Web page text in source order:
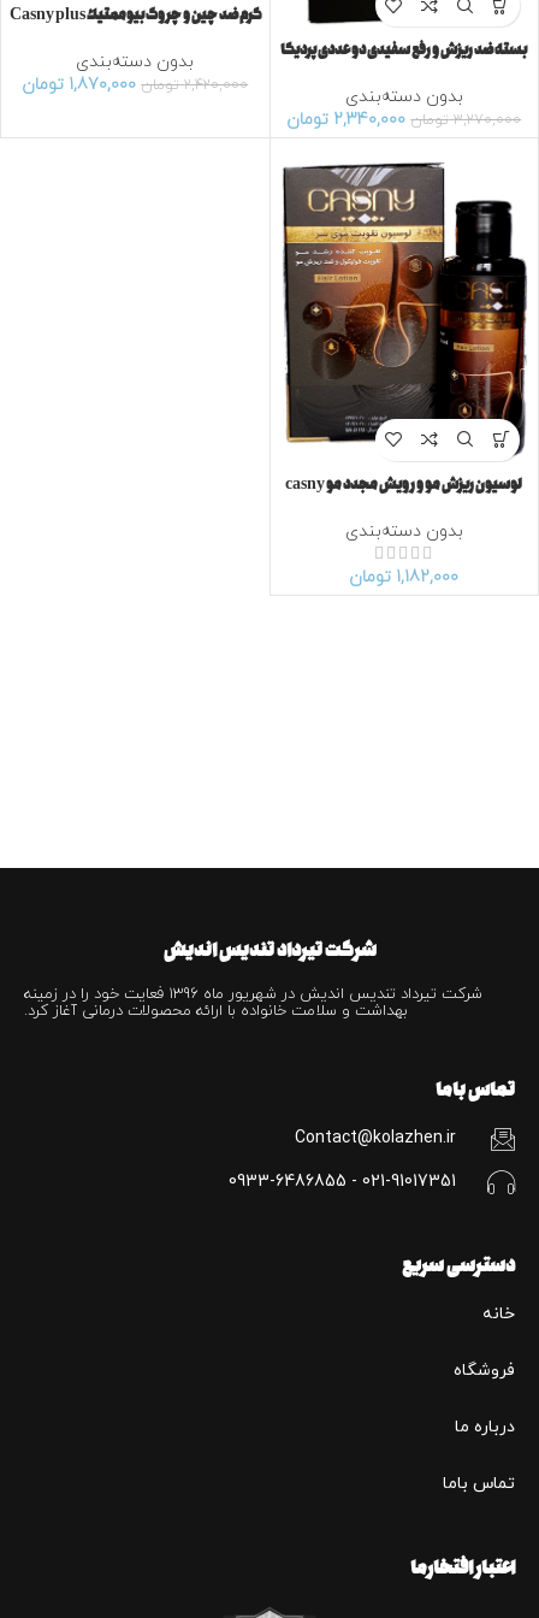
بسته ضد ریزش و رفع سفیدی دو عددى پرديكا
بدون دسته‌بندی
3,270,000 تومان 2,340,000 تومان
کرم ضد چین و چروک بيوممتيك Casny plus
بدون دسته‌بندی
2,420,000 تومان 1,870,000 تومان
لوسيون ریزش مو و رویش مجدد مو casny
بدون دسته‌بندی
1,182,000 تومان
شرکت تیرداد تندیس اندیش
شرکت تیرداد تندیس اندیش در شهریور ماه 1396 فعایت خود را در زمینه
بهداشت و سلامت خانواده با ارائه محصولات درمانی آغاز کرد.
تماس باما
Contact@kolazhen.ir
021-91017351 - 0933-6486855
دسترسی سریع
خانه
فروشگاه
درباره ما
تماس باما
اعتبار افتخارما